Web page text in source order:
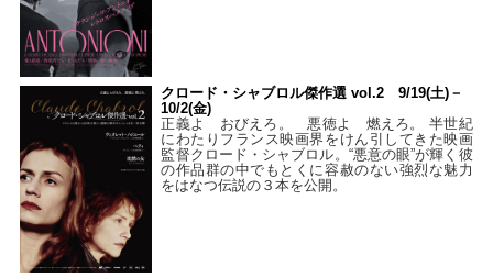
クロード・シャブロル傑作選 vol.2 9/19(土)－
10/2(金)
正義よ おびえろ。 悪徳よ 燃えろ。 半世紀
にわたりフランス映画界をけん引してきた映画
監督クロード・シャブロル。“悪意の眼”が輝く彼
の作品群の中でもとくに容赦のない強烈な魅力
をはなつ伝説の３本を公開。